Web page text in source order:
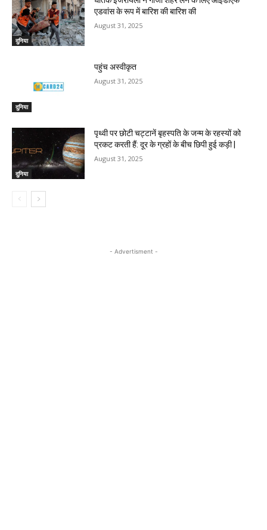
दुनिया
एडवांस के रूप में बारिश की बारिश की
August 31, 2025
दुनिया
पहुंच अस्वीकृत
August 31, 2025
दुनिया
पृथ्वी पर छोटी चट्टानें बृहस्पति के जन्म के रहस्यों को
प्रकट करती हैं: दूर के ग्रहों के बीच छिपी हुई कड़ी |
August 31, 2025
- Advertisment -